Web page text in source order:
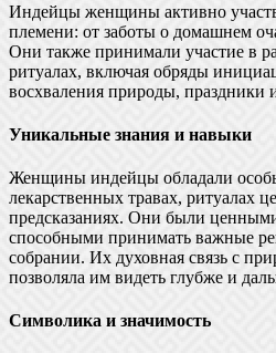
Индейцы женщины активно
племени: от заботы о домашнем
Они также принимали участие в
ритуалах, включая обряды
восхваления природы, праздники
Уникальные знания и навыки
Женщины индейцы обладали
лекарственных травах, ритуалах
предсказаниях. Они были
способными принимать важные
собрании. Их духовная связь с
позволяла им видеть глубже и
Символика и значимость